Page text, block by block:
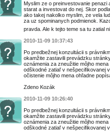
Myslim ze o preinvestovanie penazi
starat a investovat do nej. Skor
ako takej nakolko myslim, ze vela
za uz spominanych podmienok.
pravda. Ale k tejto teme sa tu zatial
2010-11-09 10:37:43
Po predbežnej konzultácii s
okamžite zastavili prevádzku
oznámenia za zneužitie môjho
odškodné zatiaľ v nešpecifikovanej
očistenie môjho mena ohľadne
Zdeno Kozák
2010-11-09 10:26:40
Po predbežnej konzultácii s
okamžite zastavili prevádzku
oznámenia za zneužitie môjho
odškodné zatiaľ v nešpecifikovanej